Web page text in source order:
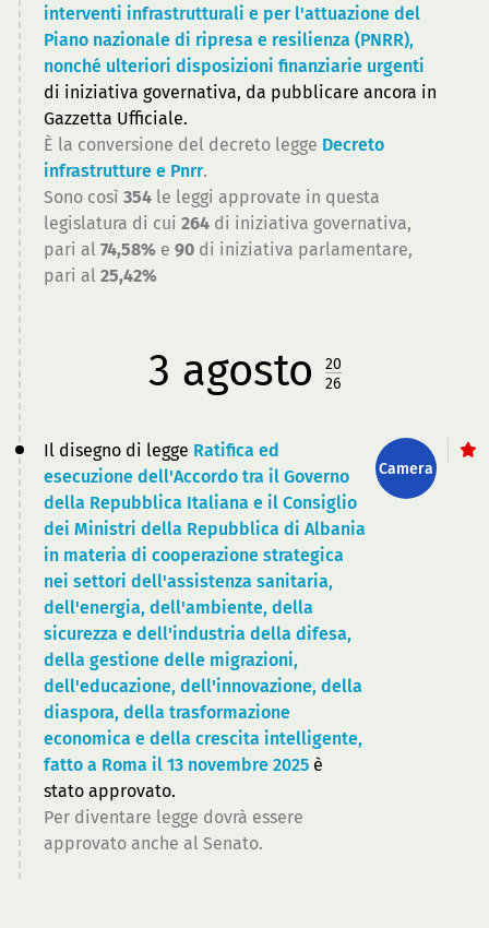
interventi infrastrutturali e per l'attuazione del
Piano nazionale di ripresa e resilienza (PNRR),
nonché ulteriori disposizioni finanziarie urgenti
di iniziativa governativa, da pubblicare ancora in
Gazzetta Ufficiale.
È la conversione del decreto legge Decreto
infrastrutture e Pnrr.
Sono così 354 le leggi approvate in questa
legislatura di cui 264 di iniziativa governativa,
pari al 74,58% e 90 di iniziativa parlamentare,
pari al 25,42%
3 agosto
20
26
Il disegno di legge Ratifica ed
esecuzione dell'Accordo tra il Governo
della Repubblica Italiana e il Consiglio
dei Ministri della Repubblica di Albania
in materia di cooperazione strategica
nei settori dell'assistenza sanitaria,
dell'energia, dell'ambiente, della
sicurezza e dell'industria della difesa,
della gestione delle migrazioni,
dell'educazione, dell'innovazione, della
diaspora, della trasformazione
economica e della crescita intelligente,
fatto a Roma il 13 novembre 2025 è
stato approvato.
Per diventare legge dovrà essere
approvato anche al Senato.
Camera